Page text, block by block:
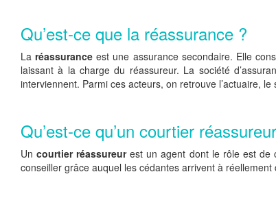
Qu’est-ce que la réassurance ?
Laréassurance est une assurance secondaire. Elle
laissant à la charge du réassureur. La société
interviennent. Parmi ces acteurs, on retrouve l’actuaire,
Qu’est-ce qu’un courtier
Uncourtier réassureurest un agent dont le rôle est de
conseiller grâce auquel les cédantes arrivent à